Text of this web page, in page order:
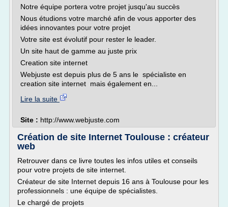
Notre équipe portera votre projet jusqu'au succès
Nous étudions votre marché afin de vous apporter des
idées innovantes pour votre projet
Votre site est évolutif pour rester le leader.
Un site haut de gamme au juste prix
Creation site internet
Webjuste est depuis plus de 5 ans le spécialiste en
creation site internet mais également en...
Lire la suite
Site : http://www.webjuste.com
Création de site Internet Toulouse : créateur
web
Retrouver dans ce livre toutes les infos utiles et conseils
pour votre projets de site internet.
Créateur de site Internet depuis 16 ans à Toulouse pour les
professionnels : une équipe de spécialistes.
Le chargé de projets